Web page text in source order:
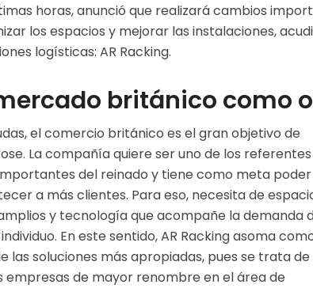
horas, anunció que realizará cambios
los espacios y mejorar las instalaciones,
logísticas: AR Racking.
británico como
el comercio británico es el gran objetivo de
La compañía quiere ser uno de los referentes
del reinado y tiene como meta poder
a más clientes. Para eso, necesita de
y tecnología que acompañe la demanda
En este sentido, AR Racking asoma
las soluciones más apropiadas, pues se trata de
empresas de mayor renombre en el área de